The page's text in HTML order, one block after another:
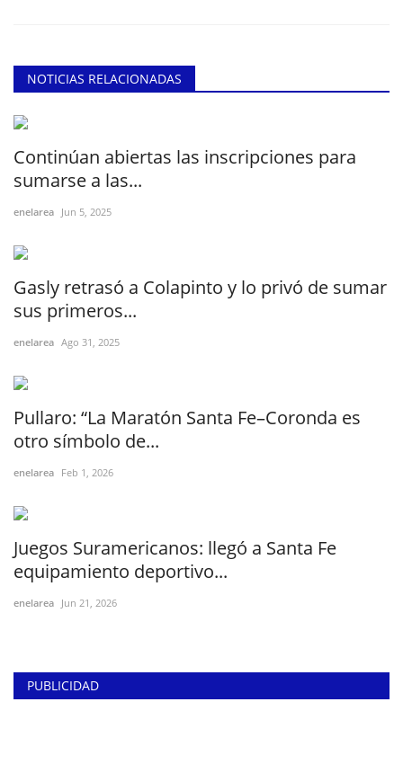
NOTICIAS RELACIONADAS
Continúan abiertas las inscripciones para
sumarse a las...
enelarea Jun 5, 2025
Gasly retrasó a Colapinto y lo privó de sumar
sus primeros...
enelarea Ago 31, 2025
Pullaro: “La Maratón Santa Fe–Coronda es
otro símbolo de...
enelarea Feb 1, 2026
Juegos Suramericanos: llegó a Santa Fe
equipamiento deportivo...
enelarea Jun 21, 2026
PUBLICIDAD